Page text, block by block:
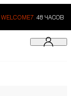
WELCOME7. 48 ЧАСОВ